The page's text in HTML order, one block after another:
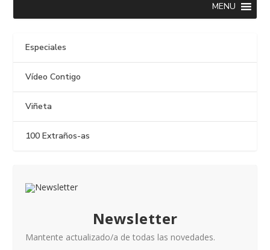
MENU
Especiales
Vídeo Contigo
Viñeta
100 Extraños-as
Newsletter
Mantente actualizado/a de todas las novedades.